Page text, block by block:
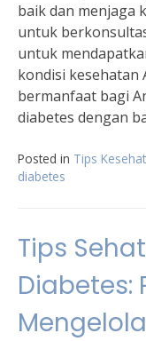
baik dan menjaga
untuk
untuk
kondisi kesehatan
bermanfaat bagi
diabetes dengan
Posted in Tips
diabetes
Tips
Diabetes: